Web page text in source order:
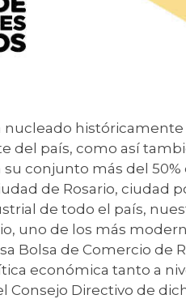
del país, como así
conjunto más del
de Rosario,
de todo el país,
uno de los más
Bolsa de Comercio
económica tanto a
Directivo de